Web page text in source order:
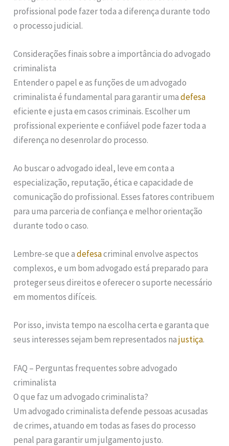
profissional pode fazer toda a diferença durante todo
o processo judicial.
Considerações finais sobre a importância do advogado
criminalista
Entender o papel e as funções de um advogado
criminalista é fundamental para garantir umadefesa
eficiente e justa em casos criminais. Escolher um
profissional experiente e confiável pode fazer toda a
diferença no desenrolar do processo.
Ao buscar o advogado ideal, leve em conta a
especialização, reputação, ética e capacidade de
comunicação do profissional. Esses fatores contribuem
para uma parceria de confiança e melhor orientação
durante todo o caso.
Lembre-se que adefesacriminal envolve aspectos
complexos, e um bom advogado está preparado para
proteger seus direitos e oferecer o suporte necessário
em momentos difíceis.
Por isso, invista tempo na escolha certa e garanta que
seus interesses sejam bem representados najustiça.
FAQ – Perguntas frequentes sobre advogado
criminalista
O que faz um advogado criminalista?
Um advogado criminalista defende pessoas acusadas
de crimes, atuando em todas as fases do processo
penal para garantir um julgamento justo.